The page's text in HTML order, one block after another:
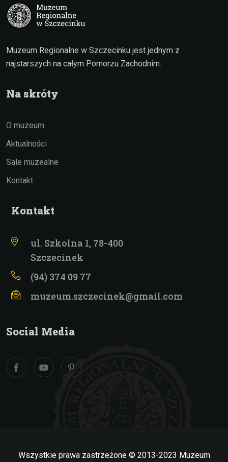
Muzeum Regionalne w Szczecinku jest jednym z
najstarszych na całym Pomorzu Zachodnim.
Na skróty
O muzeum
Aktualności
Sale muzealne
Kontakt
Kontakt
ul. Szkolna 1, 78-400
Szczecinek
(94) 374 09 77
muzeum.szczecinek@gmail.com
Social Media
Wszystkie prawa zastrzeżone © 2013-2023 Muzeum